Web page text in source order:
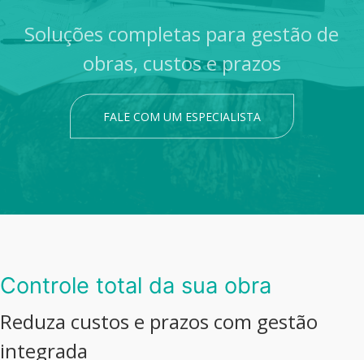
Soluções completas para gestão de
obras, custos e prazos
FALE COM UM ESPECIALISTA
Controle total da sua obra
Reduza custos e prazos com gestão
integrada